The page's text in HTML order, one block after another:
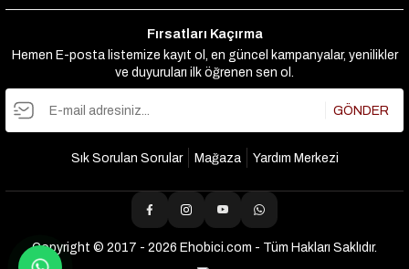
Fırsatları Kaçırma
Hemen E-posta listemize kayıt ol, en güncel kampanyalar, yenilikler
ve duyuruları ilk öğrenen sen ol.
GÖNDER
Sık Sorulan Sorular Mağaza Yardım Merkezi
Copyright © 2017 - 2026 Ehobici.com - Tüm Hakları Saklıdır.